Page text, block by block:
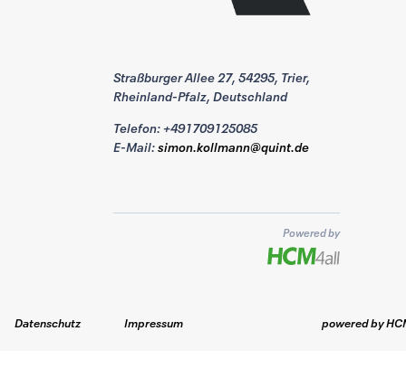
Straßburger Allee 27, 54295, Trier,
Rheinland-Pfalz, Deutschland
Telefon: +491709125085
E-Mail: simon.kollmann@quint.de
Powered by
Datenschutz Impressum powered by